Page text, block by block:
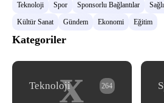
Teknoloji Spor Sponsorlu Bağlantılar
Kültür Sanat
Gündem Ekonomi Eğitim
Kategoriler
x
Teknoloji 264